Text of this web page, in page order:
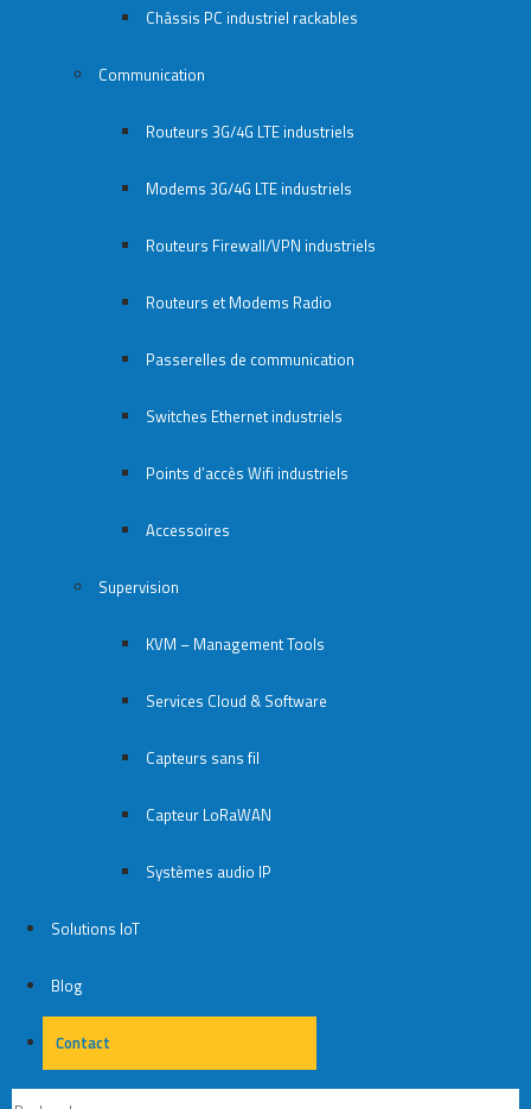
Châssis PC industriel rackables​
Communication
Routeurs 3G/4G LTE industriels
Modems 3G/4G LTE industriels
Routeurs Firewall/VPN industriels
Routeurs et Modems Radio
Passerelles de communication
Switches Ethernet industriels
Points d’accès Wifi industriels
Accessoires
Supervision
KVM – Management Tools
Services Cloud & Software
Capteurs sans fil
Capteur LoRaWAN
Systèmes audio IP
Solutions IoT
Blog
Contact
Contact